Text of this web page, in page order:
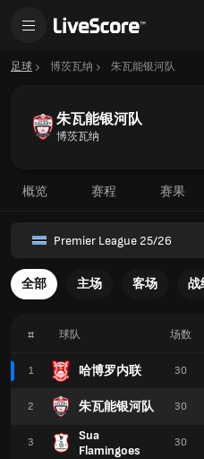
足球 博茨瓦纳 朱瓦能银河队
朱瓦能银河队
博茨瓦纳
概览 赛程 赛果
Premier League 25/26
全部 主场 客场 战
# 球队
1 哈博罗内联
2 朱瓦能银河队
3
Sua
Flamingoes
场数
30
30
30